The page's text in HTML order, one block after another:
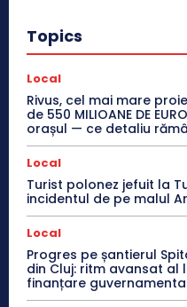
Topics
Local
Rivus, cel mai mare
de 550 MILIOANE DE
orașul — ce detaliu
Local
Turist polonez jefuit la
incidentul de pe malul
Local
Progres pe șantierul
din Cluj: ritm avansat al
finanțare